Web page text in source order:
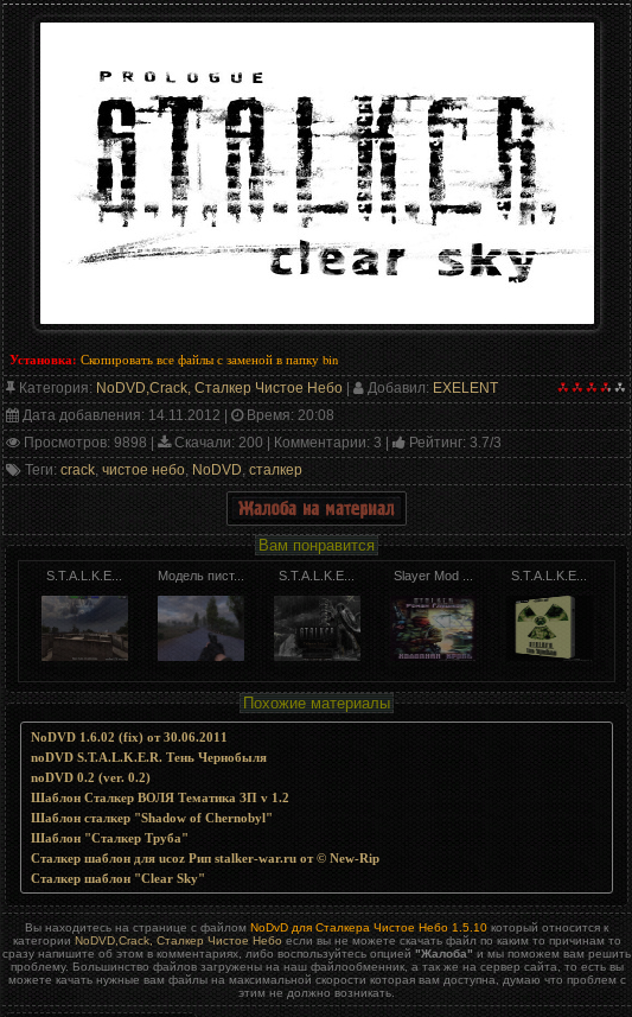
Установка: Скопировать все файлы с заменой в папку bin
Категория: NoDVD,Crack, Сталкер Чистое Небо | Добавил: EXELENT
Дата добавления: 14.11.2012 | Время: 20:08
Просмотров: 9898 | Скачали: 200 | Комментарии: 3 | Рейтинг: 3.7/3
Теги: crack чистое небо NoDVD сталкер
Вам понравится
S.T.A.L.K.E... Модель пист... S.T.A.L.K.E... Slayer Mod ... S.T.A.L.K.E...
Похожие материалы
NoDVD 1.6.02 (fix) от 30.06.2011
noDVD S.T.A.L.K.E.R. Тень Чернобыля
noDVD 0.2 (ver. 0.2)
Шаблон Сталкер ВОЛЯ Тематика ЗП v 1.2
Шаблон сталкер "Shadow of Chernobyl"
Шаблон "Сталкер Труба"
Сталкер шаблон для ucoz Рип stalker-war.ru от © New-Rip
Сталкер шаблон "Clear Sky"
Вы находитесь на странице с файлом NoDvD для Сталкера Чистое Небо 1.5.10 который относится к
категории NoDVD,Crack, Сталкер Чистое Небоесли вы не можете скачать файл по каким то причинам то
сразу напишите об этом в комментариях, либо воспользуйтесь опцией "Жалоба" и мы поможем вам решить
проблему. Большинство файлов загружены на наш файлообменник, а так же на сервер сайта, то есть вы
можете качать нужные вам файлы на максимальной скорости которая вам доступна, думаю что проблем с
этим не должно возникать.